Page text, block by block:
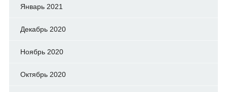
Январь 2021
Декабрь 2020
Ноябрь 2020
Октябрь 2020